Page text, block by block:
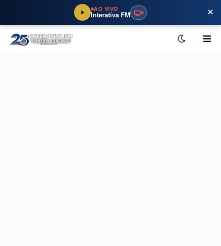
AO VIVO
Interativa FM ×